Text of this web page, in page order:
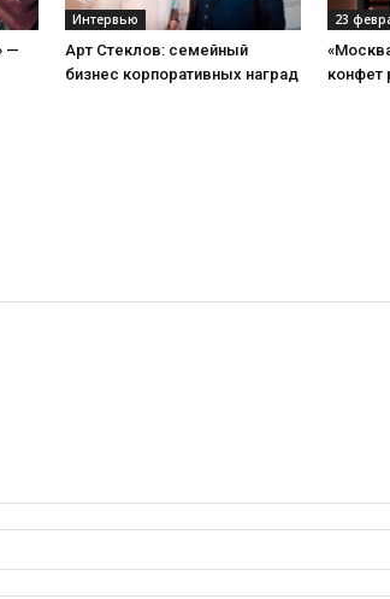
—
Интервью
Арт Стеклов: семейный
бизнес корпоративных наград
23
конфет